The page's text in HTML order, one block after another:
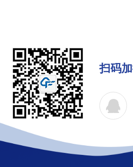
扫码